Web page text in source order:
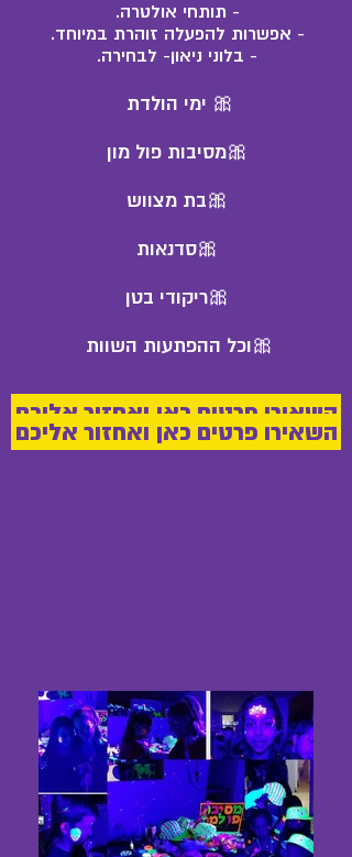
- תותחי אולטרה.
- אפשרות להפעלה זוהרת במיוחד.
- בלוני ניאון- לבחירה.
🎀 ימי הולדת
🎀מסיבות פול מון
🎀בת מצווש
🎀סדנאות
🎀ריקודי בטן
🎀וכל ההפתעות השוות
השאירו פרטים כאן ואחזור אליכם
השאירו פרטים כאן ואחזור אליכם